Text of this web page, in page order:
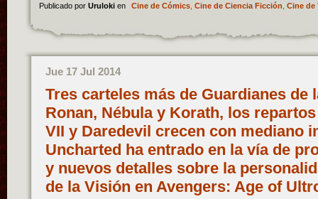
Publicado por Uruloki en Cine de Cómics, Cine de Ciencia Ficción Cine de
Jue 17 Jul 2014
Tres carteles más de Guardianes de
Ronan, Nébula y Korath, los
VII y Daredevil crecen con mediano
Uncharted ha entrado en la vía de
y nuevos detalles sobre la
de la Visión en Avengers: Age of